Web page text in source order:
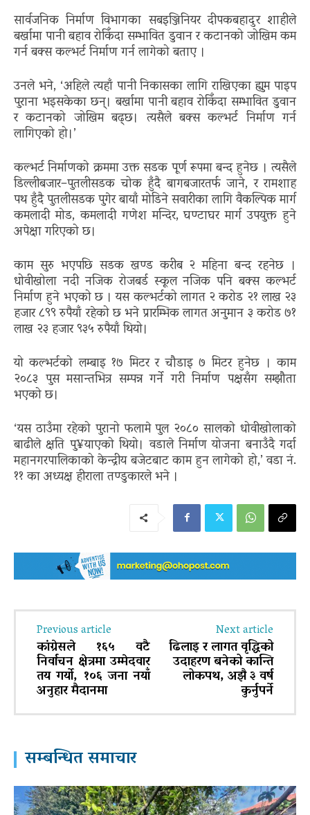
सार्वजनिक निर्माण विभागका सबइञ्जिनियर दीपकबहादुर शाहीले
बर्खामा पानी बहाव रोकिँदा सम्भावित डुवान र कटानको जोखिम कम
गर्न बक्स कल्भर्ट निर्माण गर्न लागेको बताए ।
उनले भने, ‘अहिले त्यहाँ पानी निकासका लागि राखिएका ह्युम पाइप
पुराना भइसकेका छन्। बर्खामा पानी बहाव रोकिँदा सम्भावित डुवान
र कटानको जोखिम बढ्छ। त्यसैले बक्स कल्भर्ट निर्माण गर्न
लागिएको हो।’
कल्भर्ट निर्माणको क्रममा उक्त सडक पूर्ण रूपमा बन्द हुनेछ । त्यसैले
डिल्लीबजार–पुतलीसडक चोक हुँदै बागबजारतर्फ जाने, र रामशाह
पथ हुँदै पुतलीसडक पुगेर बायाँ मोडिने सवारीका लागि वैकल्पिक मार्ग
कमलादी मोड, कमलादी गणेश मन्दिर, घण्टाघर मार्ग उपयुक्त हुने
अपेक्षा गरिएको छ।
काम सुरु भएपछि सडक खण्ड करीब २ महिना बन्द रहनेछ ।
धोवीखोला नदी नजिक रोजबर्ड स्कूल नजिक पनि बक्स कल्भर्ट
निर्माण हुने भएको छ । यस कल्भर्टको लागत २ करोड २१ लाख २३
हजार ८९९ रुपैयाँ रहेको छ भने प्रारम्भिक लागत अनुमान ३ करोड ७१
लाख २३ हजार ९३५ रुपैयाँ थियो।
यो कल्भर्टको लम्बाइ १७ मिटर र चौडाइ ७ मिटर हुनेछ । काम
२०८३ पुस मसान्तभित्र सम्पन्न गर्ने गरी निर्माण पक्षसँग सम्झौता
भएको छ।
‘यस ठाउँमा रहेको पुरानो फलामे पुल २०८० सालको धोवीखोलाको
बाढीले क्षति पु¥याएको थियो। वडाले निर्माण योजना बनाउँदै गर्दा
महानगरपालिकाको केन्द्रीय बजेटबाट काम हुन लागेको हो,’ वडा नं.
११ का अध्यक्ष हीराला तण्डुकारले भने ।
Previous article
कांग्रेसले १६५ वटै
निर्वाचन क्षेत्रमा उम्मेदवार
तय गर्यो, १०६ जना नयाँ
अनुहार मैदानमा
Next article
ढिलाइ र लागत वृद्धिको
उदाहरण बनेको कान्ति
लोकपथ, अझै ३ वर्ष
कुर्नुपर्ने
सम्बन्धित समाचार